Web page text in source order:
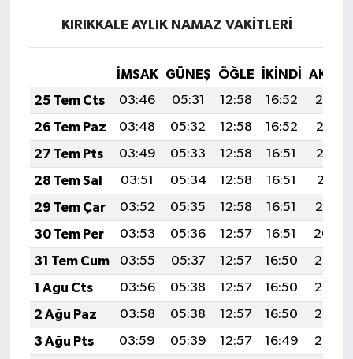
KIRIKKALE AYLIK NAMAZ VAKITLERI
İMSAK GÜNEŞ ÖĞLE İKINDI
25 Tem Cts
03:46 05:31 12:58 16:52
20:14
26 Tem Paz
03:48 05:32 12:58 16:52
20:13
27 Tem Pts
03:49 05:33 12:58 16:51
20:12
28 Tem Sal
03:51 05:34 12:58 16:51
20:11
29 Tem Çar
03:52 05:35 12:58 16:51
20:10
30 Tem Per
03:53 05:36 12:57 16:51
20:09
31 Tem Cum
03:55 05:37 12:57 16:50
20:08
1 Ağu Cts
03:56 05:38 12:57 16:50
20:07
2 Ağu Paz
03:58 05:38 12:57 16:50
20:06
3 Ağu Pts
03:59 05:39 12:57 16:49
20:05